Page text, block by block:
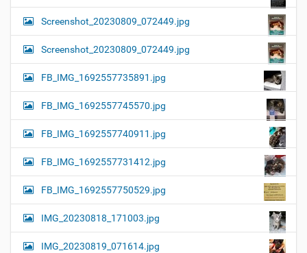
Screenshot_20230809_072449.jpg
Screenshot_20230809_072449.jpg
FB_IMG_1692557735891.jpg
FB_IMG_1692557745570.jpg
FB_IMG_1692557740911.jpg
FB_IMG_1692557731412.jpg
FB_IMG_1692557750529.jpg
IMG_20230818_171003.jpg
IMG_20230819_071614.jpg